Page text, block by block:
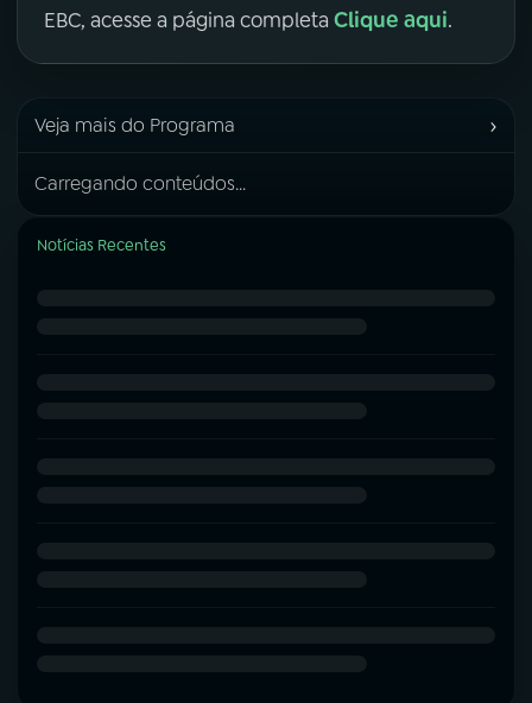
EBC, acesse a página completa Clique aqui.
Veja mais do Programa ›
Carregando conteúdos...
Notícias Recentes